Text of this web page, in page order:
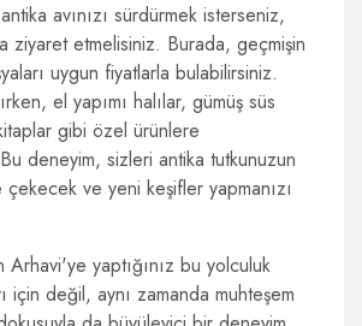
avınızı sürdürmek isterseniz,
ziyaret etmelisiniz. Burada, geçmişin
uygun fiyatlarla bulabilirsiniz.
el yapımı halılar, gümüş süs
gibi özel ürünlere
deneyim, sizleri antika tutkunuzun
ve yeni keşifler yapmanızı
Arhavi'ye yaptığınız bu yolculuk
için değil, aynı zamanda muhteşem